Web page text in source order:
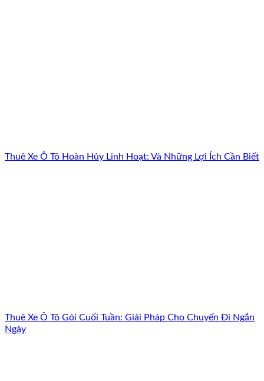
Thuê Xe Ô Tô Hoàn Hủy Linh Hoạt: Và Những Lợi Ích Cần Biết
Thuê Xe Ô Tô Gói Cuối Tuần: Giải Pháp Cho Chuyến Đi Ngắn
Ngày